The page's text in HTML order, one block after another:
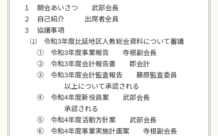
１ 開会あいさつ 武部会長
２ 自己紹介 出席者全員
３ 協議事項
⑴ 令和3年度比延地区人教総会資料について審議
① 令和3年度事業報告 寺根副会長
② 令和3年度会計報告書 郡会計
③ 令和3年度会計監査報告 藤原監査委員
以上について承認される
④ 令和4年度新役員案 武部会長
承認される
⑤ 令和4年度活動方針案 武部会長
⑥ 令和4年度事業実施計画案 寺根副会長